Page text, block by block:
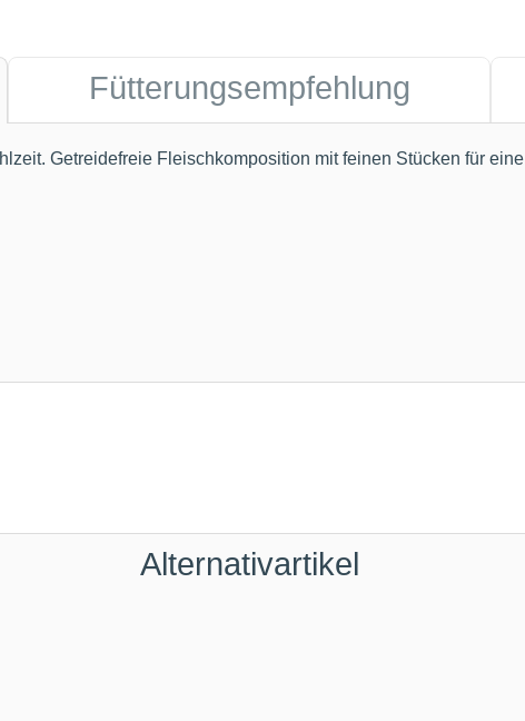
Fütterungsempfehlung
Getreidefreie Fleischkomposition mit feinen Stücken für
Alternativartikel